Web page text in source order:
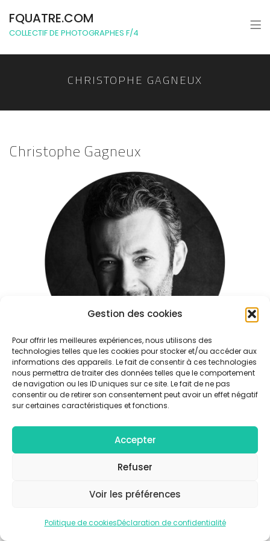
Gestion des cookies
Pour offrir les meilleures expériences, nous utilisons des
technologies telles que les cookies pour stocker et/ou accéder aux
informations des appareils. Le fait de consentir à ces technologies
nous permettra de traiter des données telles que le comportement
de navigation ou les ID uniques sur ce site. Le fait de ne pas
consentir ou de retirer son consentement peut avoir un effet négatif
sur certaines caractéristiques et fonctions.
Accepter
Refuser
Voir les préférences
Politique de cookiesDéclaration de confidentialité
FQUATRE.COM
COLLECTIF DE PHOTOGRAPHES F/4
CHRISTOPHE GAGNEUX
Christophe Gagneux
Politique de confidentialité